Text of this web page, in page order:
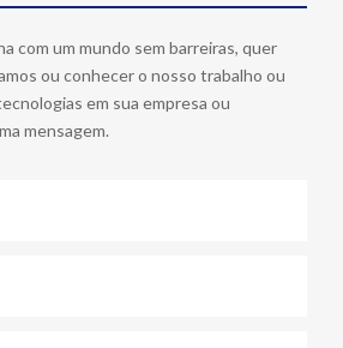
com um mundo sem barreiras, quer
ou conhecer o nosso trabalho ou
em sua empresa ou
mensagem.